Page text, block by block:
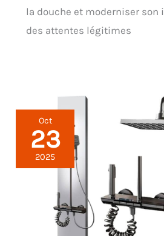
la douche et moderniser
des attentes légitimes
Oct
23
2025